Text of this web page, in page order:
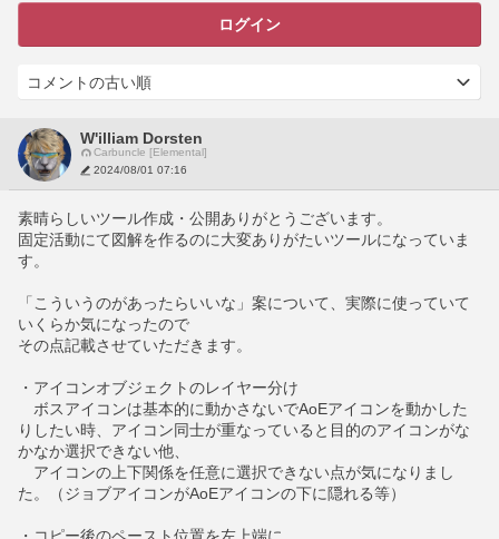
ログイン
W'illiam Dorsten
Carbuncle [Elemental]
2024/08/01 07:16
素晴らしいツール作成・公開ありがとうございます。
固定活動にて図解を作るのに大変ありがたいツールになっていま
す。
「こういうのがあったらいいな」案について、実際に使っていて
いくらか気になったので
その点記載させていただきます。
・アイコンオブジェクトのレイヤー分け
ボスアイコンは基本的に動かさないでAoEアイコンを動かした
りしたい時、アイコン同士が重なっていると目的のアイコンがな
かなか選択できない他、
アイコンの上下関係を任意に選択できない点が気になりまし
た。（ジョブアイコンがAoEアイコンの下に隠れる等）